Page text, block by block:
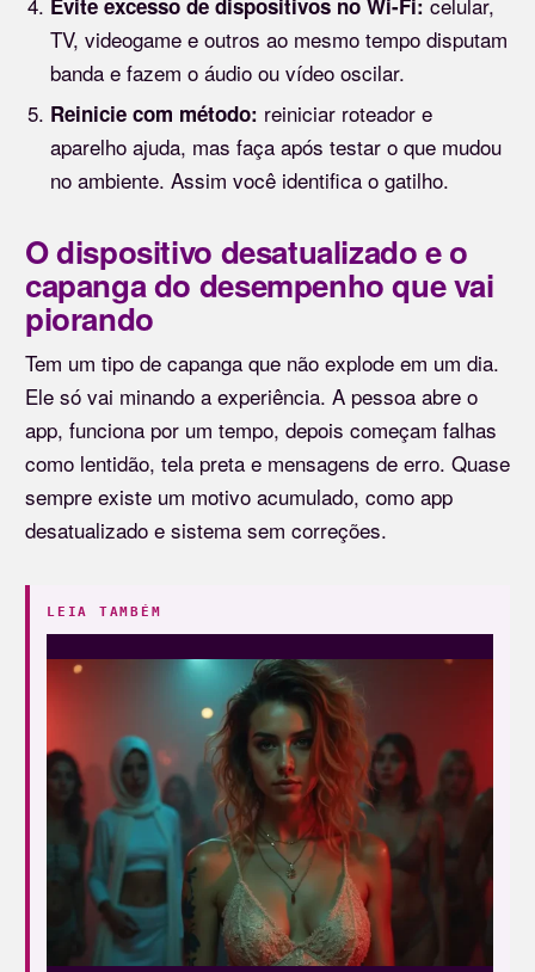
Evite excesso de dispositivos no Wi-Fi:
TV, videogame e outros ao mesmo tempo disputam
banda e fazem o áudio ou vídeo oscilar.
Reinicie com método: reiniciar roteador e
aparelho ajuda, mas faça após testar o que mudou
no ambiente. Assim você identifica o gatilho.
O dispositivo desatualizado e o
capanga do desempenho que vai
piorando
Tem um tipo de capanga que não explode em um dia.
Ele só vai minando a experiência. A pessoa abre o
app, funciona por um tempo, depois começam falhas
como lentidão, tela preta e mensagens de erro. Quase
sempre existe um motivo acumulado, como app
desatualizado e sistema sem correções.
LEIA TAMBÉM